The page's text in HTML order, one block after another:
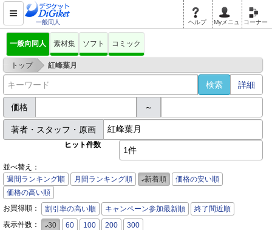
一般同人 ヘルプ Myメニュ コーナー
一般向同人 素材集 ソフト コミック
トップ > 紅峰葉月
詳細
価格 ～
著者・スタッフ・原画
ヒット件数
1件
並べ替え：
週間ランキング順
月間ランキング順 新着順
価格の安い順
価格の高い順
お買得順：
割引率の高い順 キャンペーン参加最新順
終了間近順
表示件数：
30 60 100 200
300